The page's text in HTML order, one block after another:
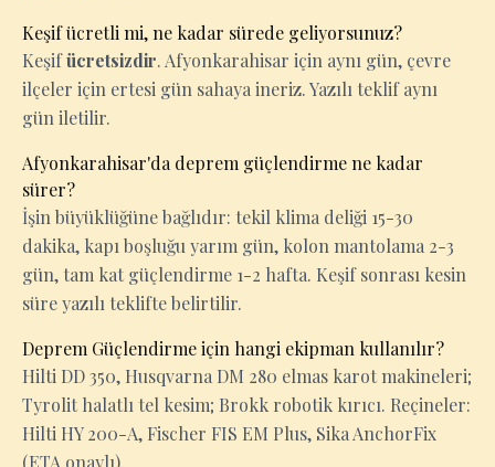
Keşif ücretli mi, ne kadar sürede geliyorsunuz?
Keşifücretsizdir. Afyonkarahisar için aynı gün, çevre
ilçeler için ertesi gün sahaya ineriz. Yazılı teklif aynı
gün iletilir.
Afyonkarahisar'da deprem güçlendirme ne kadar
sürer?
İşin büyüklüğüne bağlıdır: tekil klima deliği 15-30
dakika, kapı boşluğu yarım gün, kolon mantolama 2-3
gün, tam kat güçlendirme 1-2 hafta. Keşif sonrası kesin
süre yazılı teklifte belirtilir.
Deprem Güçlendirme için hangi ekipman kullanılır?
Hilti DD 350, Husqvarna DM 280 elmas karot makineleri;
Tyrolit halatlı tel kesim; Brokk robotik kırıcı. Reçineler:
Hilti HY 200-A, Fischer FIS EM Plus, Sika AnchorFix
(ETA onaylı).